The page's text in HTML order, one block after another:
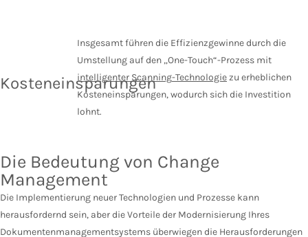
Kosteneinsparungen
Insgesamt führen die Effizienzgewinne durch die
Umstellung aufden „One-Touch“-Prozess mit
intelligenter Scanning-Technologiezu erheblichen
Kosteneinsparungen, wodurch sich die Investition
lohnt.
Die Bedeutung von Change
Management
Die Implementierung neuer Technologien und Prozesse kann
herausfordernd sein, aber die Vorteile der Modernisierung Ihres
Dokumentenmanagementsystems überwiegen die Herausforderungen